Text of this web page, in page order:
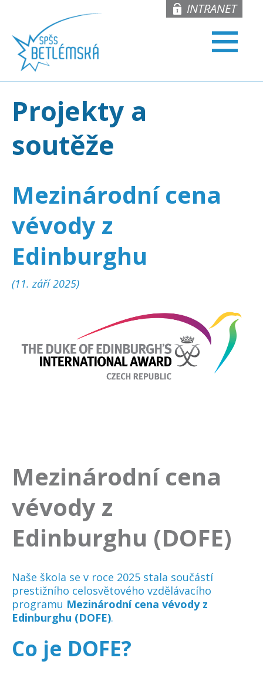
INTRANET
Projekty a
soutěže
Mezinárodní cena
vévody z
Edinburghu
(11. září 2025)
Mezinárodní cena
vévody z
Edinburghu (DOFE)
Naše škola se v roce 2025 stala součástí
prestižního celosvětového vzdělávacího
programu Mezinárodní cena vévody z
Edinburghu (DOFE).
Co je DOFE?